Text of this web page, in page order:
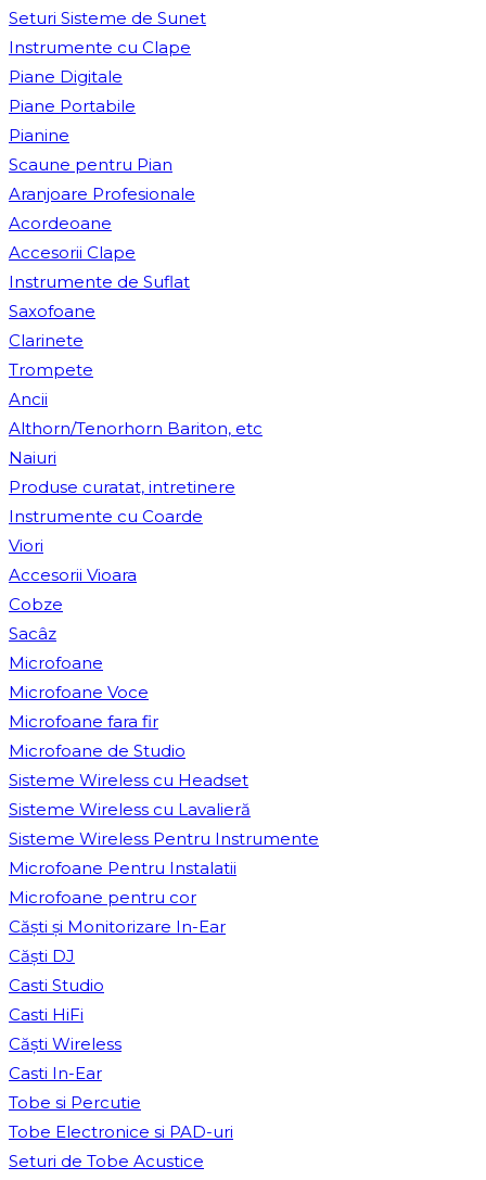
Seturi Sisteme de Sunet
Instrumente cu Clape
Piane Digitale
Piane Portabile
Pianine
Scaune pentru Pian
Aranjoare Profesionale
Acordeoane
Accesorii Clape
Instrumente de Suflat
Saxofoane
Clarinete
Trompete
Ancii
Althorn/Tenorhorn Bariton, etc
Naiuri
Produse curatat, intretinere
Instrumente cu Coarde
Viori
Accesorii Vioara
Cobze
Sacâz
Microfoane
Microfoane Voce
Microfoane fara fir
Microfoane de Studio
Sisteme Wireless cu Headset
Sisteme Wireless cu Lavalieră
Sisteme Wireless Pentru Instrumente
Microfoane Pentru Instalatii
Microfoane pentru cor
Căști și Monitorizare In-Ear
Căști DJ
Casti Studio
Casti HiFi
Căști Wireless
Casti In-Ear
Tobe si Percutie
Tobe Electronice si PAD-uri
Seturi de Tobe Acustice